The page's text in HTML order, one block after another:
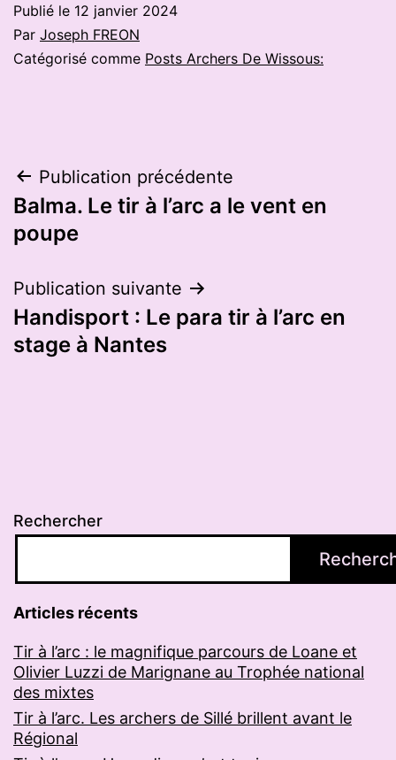
Publié le 12 janvier 2024
Par Joseph FREON
Catégorisé comme Posts Archers De Wissous:
Navigation
de
Publication précédente
Balma. Le tir à l’arc a le vent en
poupe
Publication suivante
Handisport : Le para tir à l’arc en
stage à Nantes
Rechercher
Articles récents
Tir à l’arc : le magnifique parcours de Loane et
Olivier Luzzi de Marignane au Trophée national
des mixtes
Tir à l’arc. Les archers de Sillé brillent avant le
Régional